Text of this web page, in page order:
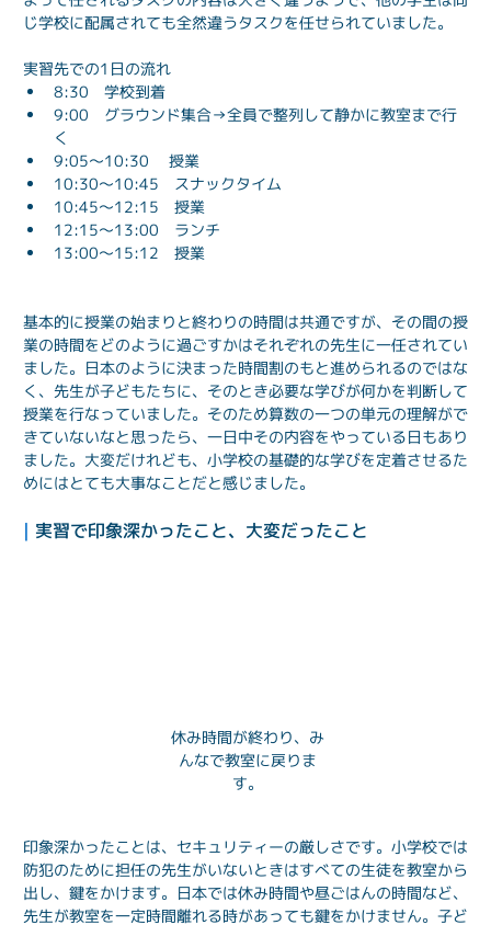
じ学校に配属されても全然違うタスクを任せられていました。
実習先での1日の流れ
8:30　学校到着
9:00　グラウンド集合→全員で整列して静かに教室まで行
く
9:05～10:30　 授業
10:30～10:45　スナックタイム
10:45～12:15　授業
12:15～13:00　ランチ
13:00～15:12　授業
基本的に授業の始まりと終わりの時間は共通ですが、その間の授
業の時間をどのように過ごすかはそれぞれの先生に一任されてい
ました。日本のように決まった時間割のもと進められるのではな
く、先生が子どもたちに、そのとき必要な学びが何かを判断して
授業を行なっていました。そのため算数の一つの単元の理解がで
きていないなと思ったら、一日中その内容をやっている日もあり
ました。大変だけれども、小学校の基礎的な学びを定着させるた
めにはとても大事なことだと感じました。
| 実習で印象深かったこと、大変だったこと
休み時間が終わり、み
んなで教室に戻りま
す。
印象深かったことは、セキュリティーの厳しさです。小学校では
防犯のために担任の先生がいないときはすべての生徒を教室から
出し、鍵をかけます。日本では休み時間や昼ごはんの時間など、
先生が教室を一定時間離れる時があっても鍵をかけません。子ど